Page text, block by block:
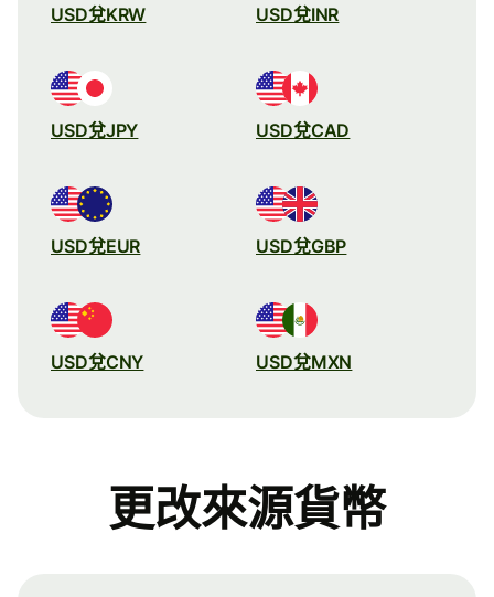
USD兌KRW USD兌INR
USD兌JPY USD兌CAD
USD兌EUR USD兌GBP
USD兌CNY USD兌MXN
更改來源貨幣